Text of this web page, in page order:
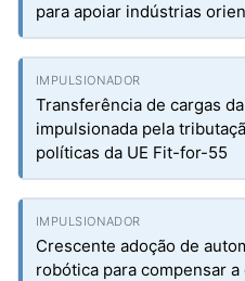
para apoiar indústrias
Transferência de cargas
impulsionada pela
políticas da UE Fit-for-55
Crescente adoção de
robótica para compensar